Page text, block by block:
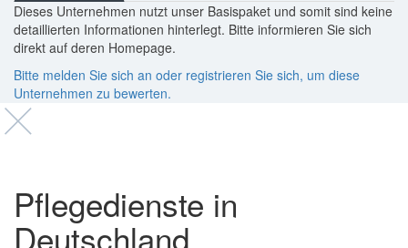
Dieses Unternehmen nutzt unser Basispaket und somit sind keine
detaillierten Informationen hinterlegt. Bitte informieren Sie sich
direkt auf deren Homepage.
Bitte melden Sie sich an oder registrieren Sie sich, um diese
Unternehmen zu bewerten.
Pflegedienste in
Deutschland